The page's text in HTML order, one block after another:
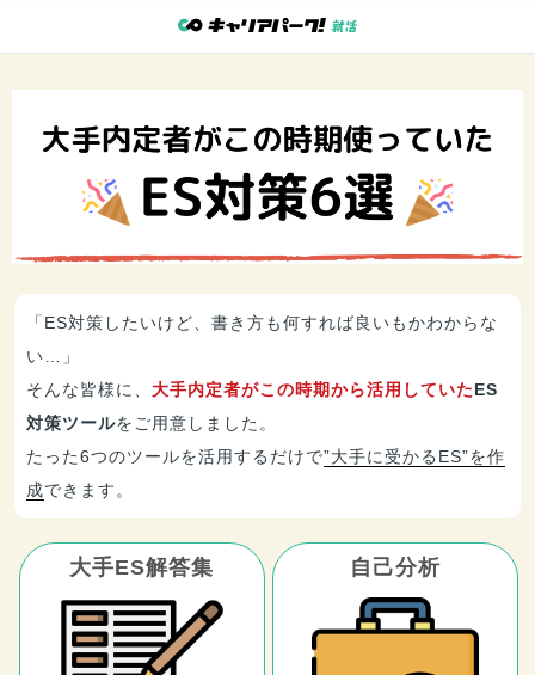
「ES対策したいけど、書き方も何すれば良いもかわからな
い…」
そんな皆様に、 大手内定者がこの時期から活用していたES
対策ツールをご用意しました。
たった6つのツールを活用するだけで”大手に受かるES”を作
成できます。
大手ES解答集 自己分析